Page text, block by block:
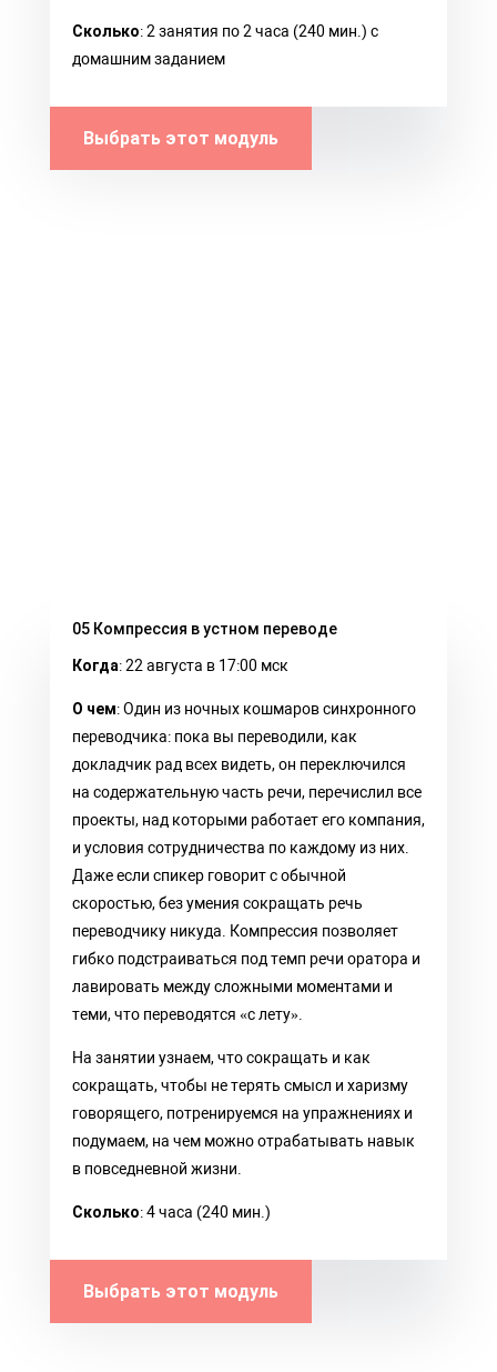
Сколько: 2 занятия по 2 часа (240 мин.) с
домашним заданием
Выбрать этот модуль
05 Компрессия в устном переводе
Когда: 22 августа в 17:00 мск
О чем: Один из ночных кошмаров синхронного
переводчика: пока вы переводили, как
докладчик рад всех видеть, он переключился
на содержательную часть речи, перечислил все
проекты, над которыми работает его компания,
и условия сотрудничества по каждому из них.
Даже если спикер говорит с обычной
скоростью, без умения сокращать речь
переводчику никуда. Компрессия позволяет
гибко подстраиваться под темп речи оратора и
лавировать между сложными моментами и
теми, что переводятся «с лету».
На занятии узнаем, что сокращать и как
сокращать, чтобы не терять смысл и харизму
говорящего, потренируемся на упражнениях и
подумаем, на чем можно отрабатывать навык
в повседневной жизни.
Сколько: 4 часа (240 мин.)
Выбрать этот модуль